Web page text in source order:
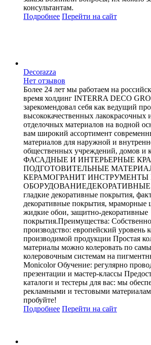
консультантам.
Подробнее Перейти на сайт
Decorazza
Нет отзывов
Более 24 лет мы работаем на
время холдинг INTERRA DECO
зарекомендовал себя как ведущий
высококачественных лакокрасочных
отделочных материалов на водной
вам широкий ассортимент
материалов для наружной и
общественных учреждений, домов и
ФАСАДНЫЕ И ИНТЕРЬЕРНЫЕ
ПОДГОТОВИТЕЛЬНЫЕ
КЕРАМОГРАНИТ ИНСТРУМЕНТЫ
гладкие декоративные покрытия,
декоративные покрытия, мраморные
жидкие обои, защитно-декоративные
покрытия.Преимущества:
производство: европейский уровень
производимой продукции Простая
материалы можно колеровать по
колеровочным системам на
Monicolor Обучение: регулярно
презентации и мастер-классы
каталоги и тестеры для вас: мы
рекламными и тестовыми
пробуйте!
Подробнее Перейти на сайт